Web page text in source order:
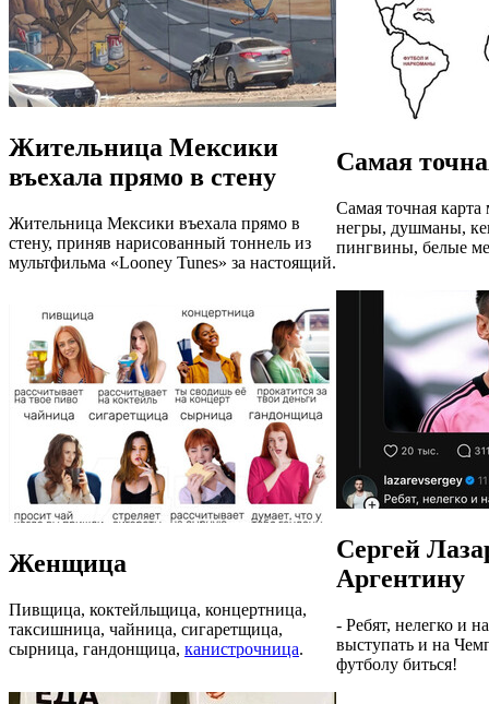
Жительница Мексики
въехала прямо в стену
Жительница Мексики въехала прямо в
стену, приняв нарисованный тоннель из
мультфильма «Looney Tunes» за настоящий.
Самая
Самая точная
негры, душманы,
пингвины, белые
Женщица
Пивщица, коктейльщица, концертница,
таксишница, чайница, сигаретщица,
сырница, гандонщица, канистрочница.
Сергей
Аргентину
- Ребят, нелегко и
выступать и на
футболу биться!